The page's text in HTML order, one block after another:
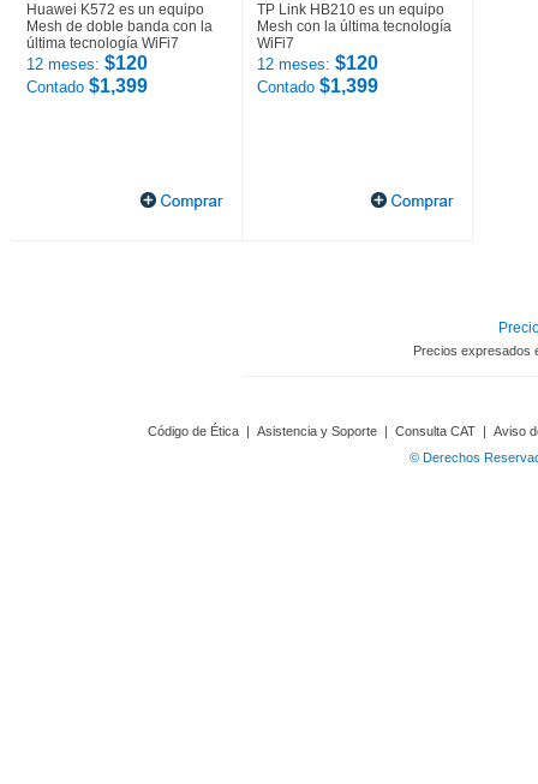
Huawei K572 es un equipo
Mesh de doble banda con la
última tecnología WiFi7
12 meses: $120
Contado $1,399
TP Link HB210 es un equipo
Mesh con la última tecnología
WiFi7
12 meses: $120
Contado $1,399
Precios expresados
Código de Ética | Asistencia y Soporte | Consulta CAT | Aviso
© Derechos